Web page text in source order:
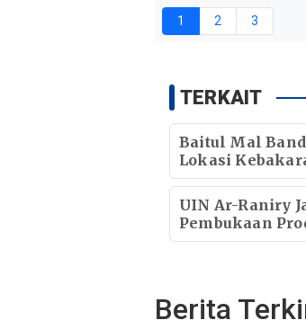
1 2 3
TERKAIT
Baitul Mal
Lokasi
Pastikan
Dukungan
UIN Ar-Raniry
Pembukaan
Target Terima
Berita